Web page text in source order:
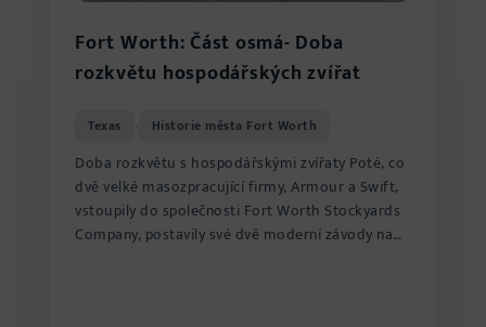
Fort Worth: Část osmá- Doba
rozkvětu hospodářských zvířat
Texas Historie města Fort Worth
Doba rozkvětu s hospodářskými zvířaty Poté, co
dvě velké masozpracující firmy, Armour a Swift,
vstoupily do společnosti Fort Worth Stockyards
Company, postavily své dvě moderní závody na